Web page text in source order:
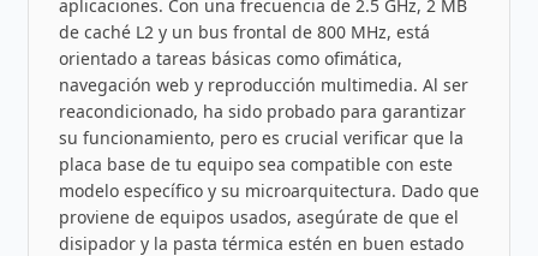
aplicaciones. Con una frecuencia de 2.5 GHz, 2 MB
de caché L2 y un bus frontal de 800 MHz, está
orientado a tareas básicas como ofimática,
navegación web y reproducción multimedia. Al ser
reacondicionado, ha sido probado para garantizar
su funcionamiento, pero es crucial verificar que la
placa base de tu equipo sea compatible con este
modelo específico y su microarquitectura. Dado que
proviene de equipos usados, asegúrate de que el
disipador y la pasta térmica estén en buen estado